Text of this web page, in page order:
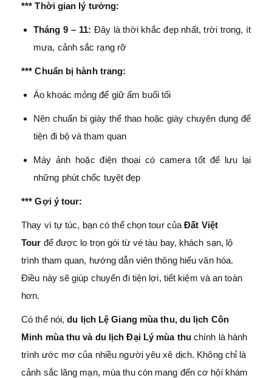
*** Thời gian lý tưởng:
Tháng 9 – 11: Đây là thời khắc đẹp nhất, trời trong, ít
mưa, cảnh sắc rạng rỡ
*** Chuẩn bị hành trang:
Áo khoác mỏng để giữ ấm buổi tối
Nên chuẩn bị giày thể thao hoặc giày chuyên dụng để
tiện đi bộ và tham quan
Máy ảnh hoặc điện thoại có camera tốt để lưu lại
những phút chốc tuyệt đẹp
*** Gợi ý tour:
Thay vì tự túc, bạn có thể chọn tour của Đất Việt
Tour để được lo trọn gói từ vé tàu bay, khách sạn, lộ
trình tham quan, hướng dẫn viên thông hiểu văn hóa.
Điều này sẽ giúp chuyến đi tiện lợi, tiết kiệm và an toàn
hơn.
Có thể nói, du lịch Lệ Giang mùa thu, du lịch Côn
Minh mùa thu và du lịch Đại Lý mùa thu chính là hành
trình ước mơ của nhiều người yêu xê dịch. Không chỉ là
cảnh sắc lãng mạn, mùa thu còn mang đến cơ hội khám